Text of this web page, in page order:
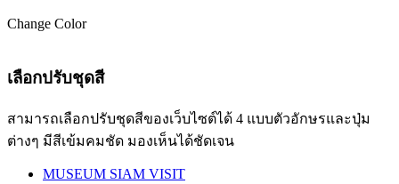
Change Color
เลือกปรับชุดสี
สามารถเลือกปรับชุดสีของเว็บไซต์ได้ 4 แบบตัวอักษรและปุ่ม
ต่างๆ มีสีเข้มคมชัด มองเห็นได้ชัดเจน
MUSEUM SIAM VISIT